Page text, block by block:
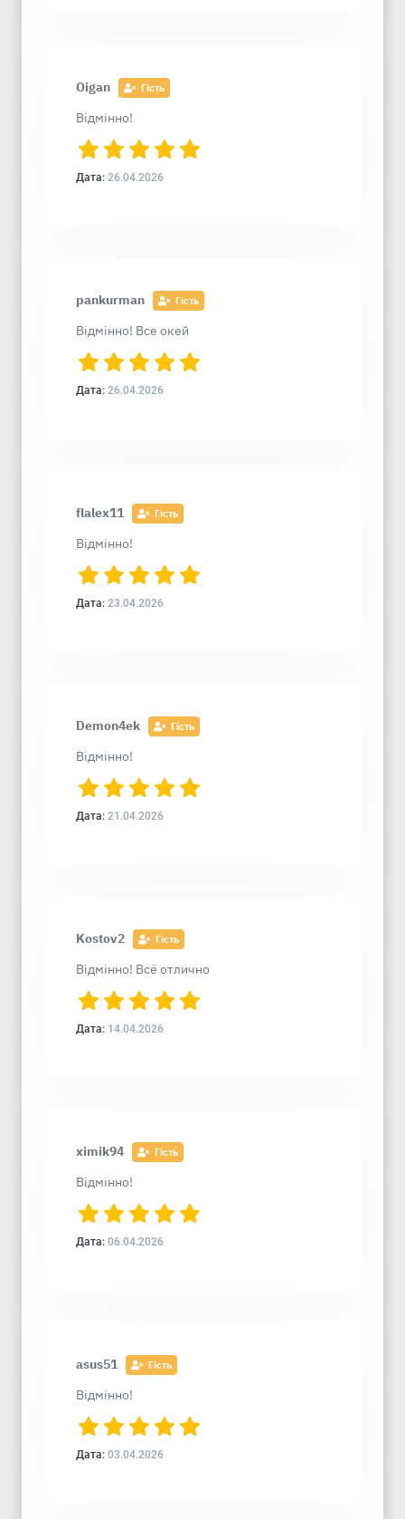
Oigan Гість
Відмінно!
Дата: 26.04.2026
pankurman Гість
Відмінно! Все окей
Дата: 26.04.2026
flalex11 Гість
Відмінно!
Дата: 23.04.2026
Demon4ek Гість
Відмінно!
Дата: 21.04.2026
Kostov2 Гість
Відмінно! Всё отлично
Дата: 14.04.2026
ximik94 Гість
Відмінно!
Дата: 06.04.2026
asus51 Гість
Відмінно!
Дата: 03.04.2026